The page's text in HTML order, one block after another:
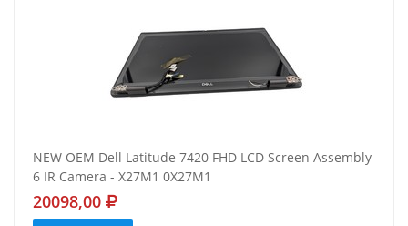
NEW OEM Dell Latitude 7420 FHD LCD Screen Assembly
6 IR Camera - X27M1 0X27M1
20098,00